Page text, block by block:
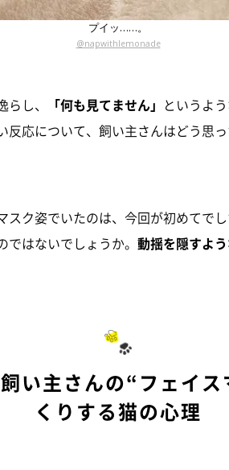
プイッ……。
@napwithlemonade
し、 「何も見てません」 というよ
応について、飼い主さんはどう思っ
スク姿でいたのは、今回が初めてで
はないでしょうか。 動揺を隠すよ
飼い主さんの“フェイ
くりする猫の心理